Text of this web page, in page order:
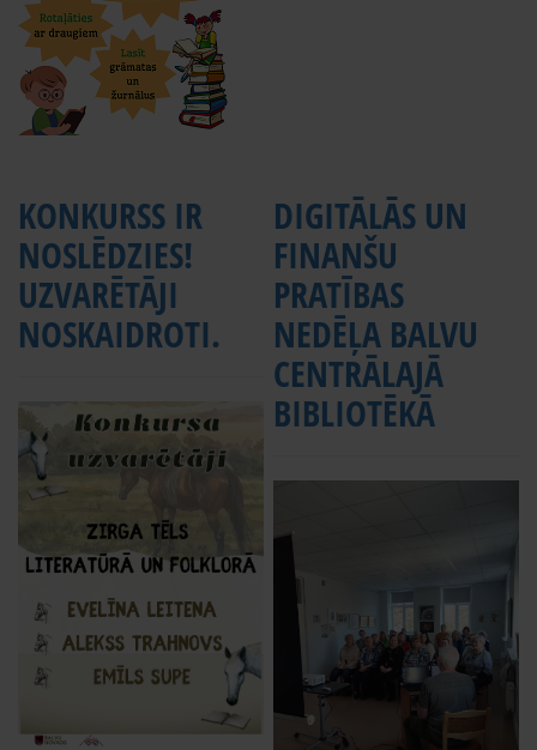
KONKURSS IR
NOSLĒDZIES!
UZVARĒTĀJI
NOSKAIDROTI.
DIGITĀLĀS UN
FINANŠU
PRATĪBAS
NEDĒĻA BALVU
CENTRĀLAJĀ
BIBLIOTĒKĀ